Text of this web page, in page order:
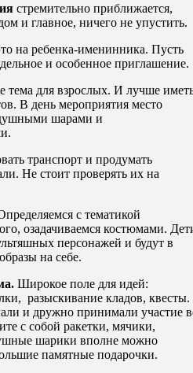
стремительно приближается,
и главное, ничего не упустить.
на ребенка-именинника. Пусть
и особенное приглашение.
тема для взрослых. И лучше
В день мероприятия место
шарами и
транспорт и продумать
Не стоит проверять их на
с тематикой
озадачиваемся костюмами.
персонажей и будут в
на себе.
Широкое поле для идей:
разыскивание кладов, квесты.
и дружно принимали участие
с собой ракетки, мячики,
шарики вполне можно
памятные подарочки.